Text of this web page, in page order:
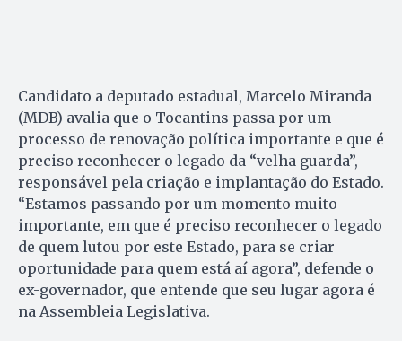
Candidato a deputado estadual, Marcelo Miranda
(MDB) avalia que o Tocantins passa por um
processo de renovação política importante e que é
preciso reconhecer o legado da “velha guarda”,
responsável pela criação e implantação do Estado.
“Estamos passando por um momento muito
importante, em que é preciso reconhecer o legado
de quem lutou por este Estado, para se criar
oportunidade para quem está aí agora”, defende o
ex-governador, que entende que seu lugar agora é
na Assembleia Legislativa.